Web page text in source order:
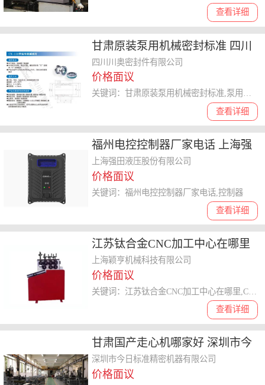
查看详细
甘肃原装泵用机械密封标准 四川
川奥密封件供应
四川川奥密封件有限公司
价格面议
查看详细
关键词：甘肃原装泵用机械密封标准,泵用机械密封
福州电控控制器厂家电话 上海强
田液压供应
上海强田液压股份有限公司
价格面议
查看详细
关键词：福州电控控制器厂家电话,控制器
江苏钛合金CNC加工中心在哪里
诚信为本 上海颖亨机械科技供应
上海颖亨机械科技有限公司
价格面议
查看详细
甘肃国产走心机哪家好 深圳市今
日标准精密机器供应
深圳市今日标准精密机器有限公司
价格面议